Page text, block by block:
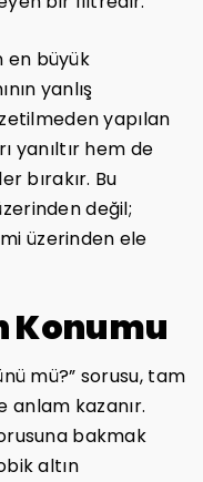
en büyük
yanlış
yapılan
yanıltır hem de
bırakır. Bu
değil;
üzerinden ele
Konumu
mü?” sorusu, tam
kazanır.
bakmak
altın